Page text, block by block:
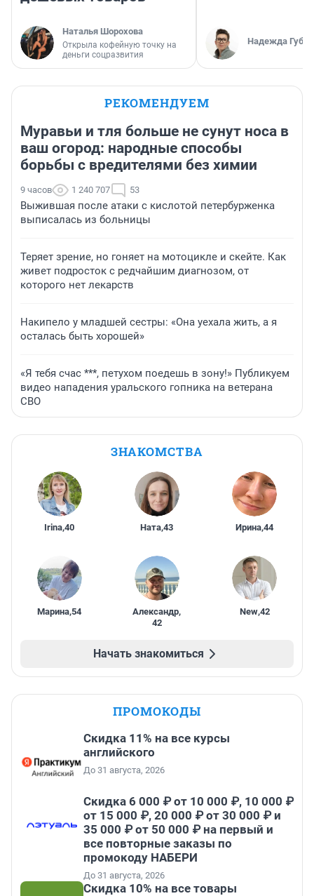
Наталья Шорохова
Открыла кофейную точку на
деньги соцразвития
Надежда
РЕКОМЕНДУЕМ
Муравьи и тля больше не сунут носа в
ваш огород: народные способы
борьбы с вредителями без химии
9 часов 1 240 707 53
Выжившая после атаки с кислотой петербурженка
выписалась из больницы
Теряет зрение, но гоняет на мотоцикле и скейте. Как
живет подросток с редчайшим диагнозом, от
которого нет лекарств
Накипело у младшей сестры: «Она уехала жить, а я
осталась быть хорошей»
«Я тебя счас ***, петухом поедешь в зону!» Публикуем
видео нападения уральского гопника на ветерана
СВО
ЗНАКОМСТВА
Irina,40 Ната,43 Ирина,44
Марина,54 Александр,
42
New,42
Начать знакомиться
ПРОМОКОДЫ
Скидка 11% на все курсы
английского
До 31 августа, 2026
Скидка 6 000 ₽ от 10 000 ₽, 10 000 ₽
от 15 000 ₽, 20 000 ₽ от 30 000 ₽ и
35 000 ₽ от 50 000 ₽ на первый и
все повторные заказы по
промокоду НАБЕРИ
До 31 августа, 2026
Скидка 10% на все товары